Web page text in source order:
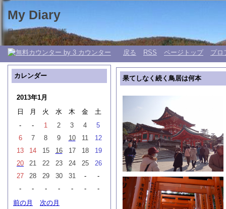
My Diary
日々の生活 My 日記帳。
戻る RSS ページトップ プロ
果てしなく続く鳥居は何本
カレンダー
2013年1月
日
月 火 水 木 金
土
-
- 1 2 3 4
5
6
7 8 9 10 11
12
13
14 15 16 17 18
19
20
21 22 23 24 25
26
27
28 29 30 31 -
-
-
- - - - -
-
前の月
次の月